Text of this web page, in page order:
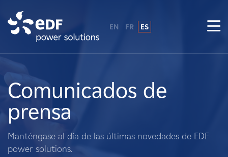
Sobre nosotros
Qué hacemos
Terratenientes
EN FR ES
Comunicados de
prensa
Manténgase al día de las últimas novedades de EDF
power solutions.